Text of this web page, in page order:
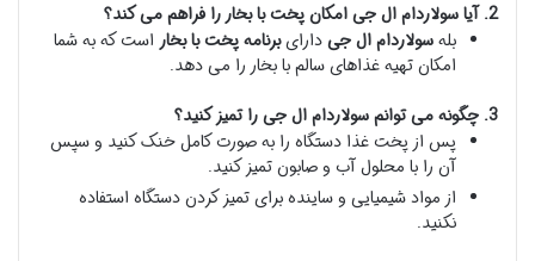
2. آیا سولاردام ال جی امکان پخت با بخار را فراهم می کند؟
بلهسولاردام ال جیدارایبرنامه پخت با بخار است که به شما
امکان تهیه غذاهای سالم با بخار را می دهد.
3. چگونه می توانم سولاردام ال جی را تمیز کنید؟
پس از پخت غذا دستگاه را به صورت کامل خنک کنید و سپس
آن را با محلول آب و صابون تمیز کنید.
از مواد شیمیایی و ساینده برای تمیز کردن دستگاه استفاده
نکنید.